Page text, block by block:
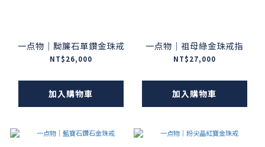
一点物｜黝簾石單鑽金珠戒
NT$26,000
加入購物車
一点物｜祖母綠金珠戒指
NT$27,000
加入購物車